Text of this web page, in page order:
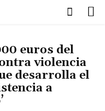
euros del
violencia
desarrolla el
a